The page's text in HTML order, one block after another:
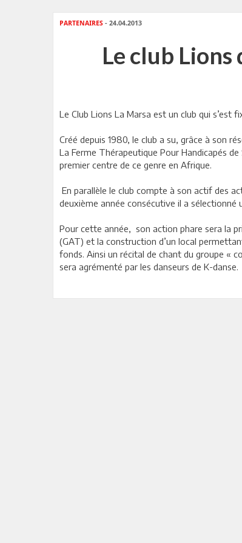
PARTENAIRES - 24.04.2013
Le club
Le Club Lions La Marsa est un club qui
Créé depuis 1980, le club a su, grâce à son
La Ferme Thérapeutique Pour Handicapés
premier centre de ce genre en Afrique.
En parallèle le club compte à son actif des
deuxième année consécutive il a sélectionné
Pour cette année, son action phare sera la
(GAT) et la construction d’un local
fonds. Ainsi un récital de chant du groupe «
sera agrémenté par les danseurs de K-danse.